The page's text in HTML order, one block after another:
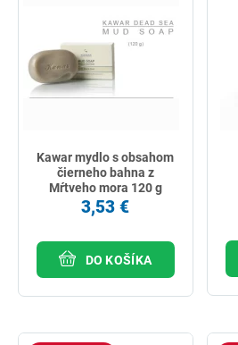
Kawar mydlo s obsahom
čierneho bahna z
Mŕtveho mora 120 g
3,53 €
DO KOŠÍKA